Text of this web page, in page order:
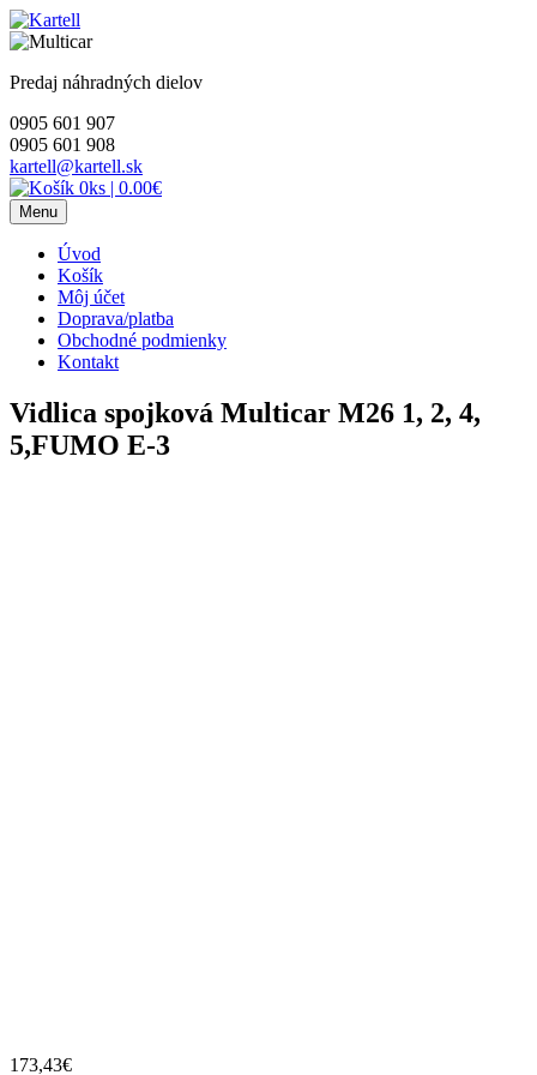
Skip
to
Predaj náhradných dielov
0905 601 907
0905 601 908
kartell@kartell.sk
0ks | 0.00€
Menu
Úvod
Košík
Môj účet
Doprava/platba
Obchodné podmienky
Kontakt
Vidlica spojková Multicar M26 1, 2, 4,
5,FUMO E-3
173,43€